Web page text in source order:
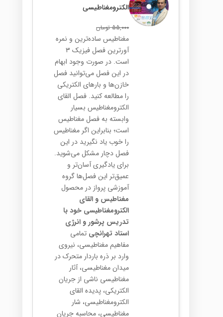
الکترومغناطیسی
55,000 تومان
مغناطیس ساده‌ترین و نمره
آورترین فصل فیزیک ۳
است. در صورت وجود ابهام
در این فصل می‌توانید فصل
خازن‌ها و بارهای الکتریکی
را مطالعه کنید. فصل القای
الکترومغناطیس بسیار
وابسته به فصل مغناطیس
است؛ بنابراین اگر مغناطیس
را خوب یاد نگیرید در این
فصل دچار مشکل می‌شوید.
برای یادگیری آسان‌تر و
عمیق‌تر این فصل‌ها گروه
آموزشی پرواز در محصول
مغناطیس و القای
الکترومغناطیسی خود با
تدریس پرشور و انرژی
استاد تهرانچی تمامی
مفاهیم مغناطیسی، نیروی
وارد بر ذره باردار متحرک در
میدان مغناطیسی، آثار
مغناطیسی ناشی از جریان
الکتریکی، پدیده القای
الکترومغناطیسی، شار
مغناطیسی، محاسبه جریان